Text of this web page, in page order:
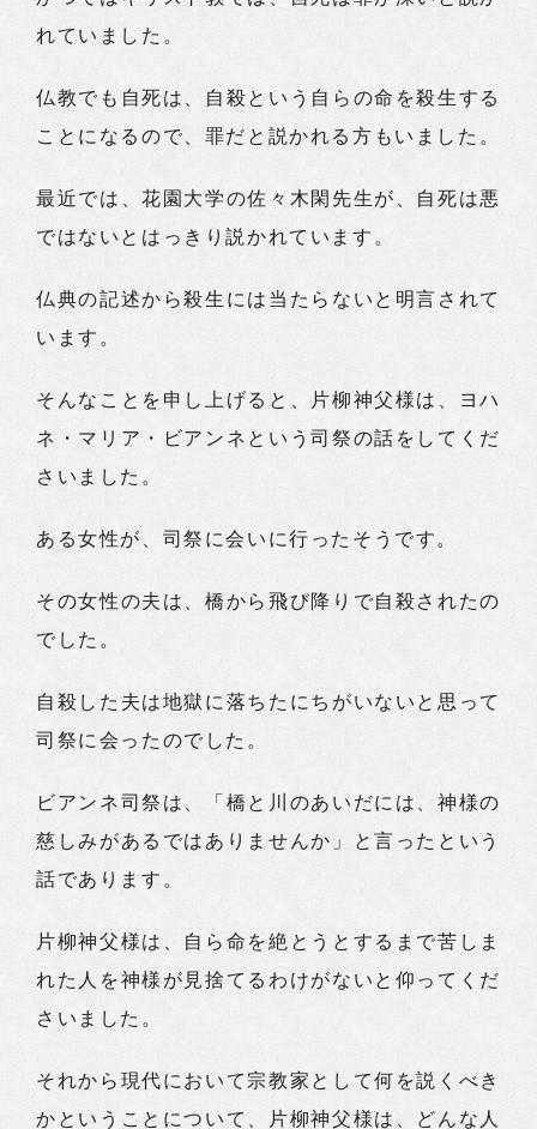
れていました。
仏教でも自死は、自殺という自らの命を殺生する
ことになるので、罪だと説かれる方もいました。
最近では、花園大学の佐々木閑先生が、自死は悪
ではないとはっきり説かれています。
仏典の記述から殺生には当たらないと明言されて
います。
そんなことを申し上げると、片柳神父様は、ヨハ
ネ・マリア・ビアンネという司祭の話をしてくだ
さいました。
ある女性が、司祭に会いに行ったそうです。
その女性の夫は、橋から飛び降りで自殺されたの
でした。
自殺した夫は地獄に落ちたにちがいないと思って
司祭に会ったのでした。
ビアンネ司祭は、「橋と川のあいだには、神様の
慈しみがあるではありませんか」と言ったという
話であります。
片柳神父様は、自ら命を絶とうとするまで苦しま
れた人を神様が見捨てるわけがないと仰ってくだ
さいました。
それから現代において宗教家として何を説くべき
かということについて、片柳神父様は、どんな人